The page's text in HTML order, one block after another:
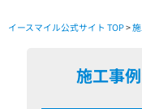
イースマイル公式サイト TOP>
施工事